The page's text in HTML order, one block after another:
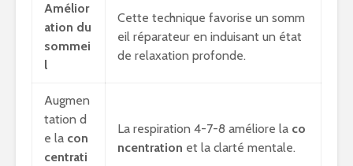
Amélior
ation du
sommei
l
Cette technique favorise un somm
eil réparateur en induisant un état
de relaxation profonde.
Augmen
tation d
e la con
centrati
La respiration 4-7-8 améliore la co
ncentration et la clarté mentale.